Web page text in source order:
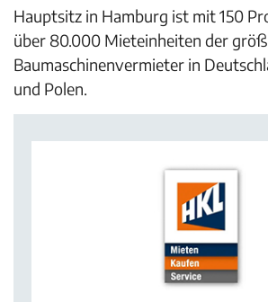
Hauptsitz in Hamburg ist mit 150
über 80.000 Mieteinheiten der
Baumaschinenvermieter in
und Polen.